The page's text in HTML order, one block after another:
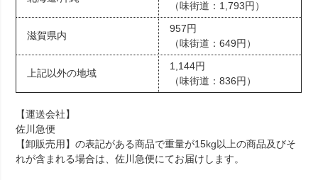
（味街道：1,793円）
滋賀県内
957円
（味街道：649円）
上記以外の地域
1,144円
（味街道：836円）
【運送会社】
佐川急便
【卸販売用】の表記がある商品で重量が15kg以上の商品及びそ
れが含まれる場合は、佐川急便にてお届けします。